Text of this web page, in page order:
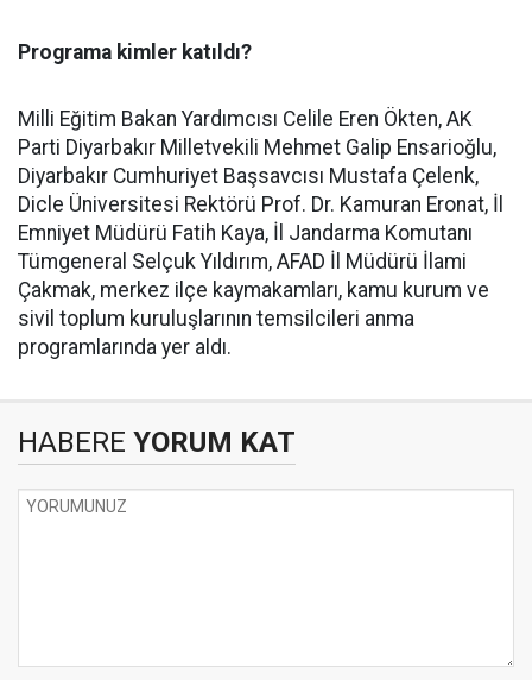
Programa kimler katıldı?
Milli Eğitim Bakan Yardımcısı Celile Eren Ökten, AK
Parti Diyarbakır Milletvekili Mehmet Galip Ensarioğlu,
Diyarbakır Cumhuriyet Başsavcısı Mustafa Çelenk,
Dicle Üniversitesi Rektörü Prof. Dr. Kamuran Eronat, İl
Emniyet Müdürü Fatih Kaya, İl Jandarma Komutanı
Tümgeneral Selçuk Yıldırım, AFAD İl Müdürü İlami
Çakmak, merkez ilçe kaymakamları, kamu kurum ve
sivil toplum kuruluşlarının temsilcileri anma
programlarında yer aldı.
HABERE YORUM KAT